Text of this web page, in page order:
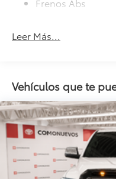
Frenos Abs
Llantas De
Comando Remoto
Aire
Control Eléctrico
Tapizado De
Paragolpes
Cristales
Leer Más...
Vehículos que te